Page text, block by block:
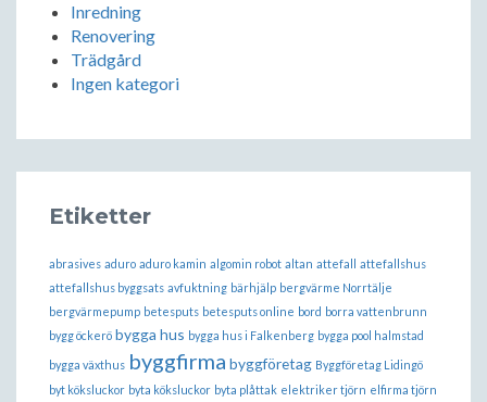
Inredning
Renovering
Trädgård
Ingen kategori
Etiketter
abrasives aduro aduro kamin algomin robot altan attefall
attefallshus
attefallshus byggsats avfuktning bärhjälp bergvärme Norrtälje
bergvärmepump betesputs betesputs online bord borra vattenbrunn
bygg öckerö bygga hus bygga hus i Falkenberg bygga pool halmstad
bygga växthus byggfirma byggföretag Byggföretag Lidingö
byt köksluckor byta köksluckor byta plåttak elektriker tjörn elfirma tjörn